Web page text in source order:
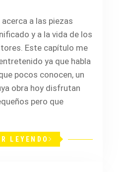
a las piezas
y a la vida de los
Este capítulo me
ya que habla
pocos conocen, un
obra hoy disfrutan
pero que
LEYENDO